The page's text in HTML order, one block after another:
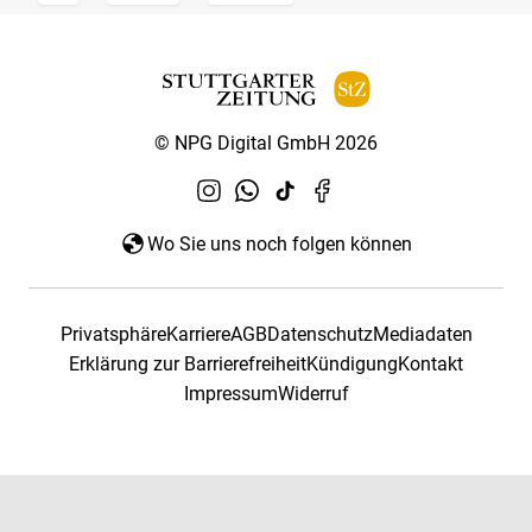
© NPG Digital GmbH 2026
Wo Sie uns noch folgen können
PrivatsphäreKarriereAGBDatenschutzMediadaten
Erklärung zur BarrierefreiheitKündigungKontakt
ImpressumWiderruf